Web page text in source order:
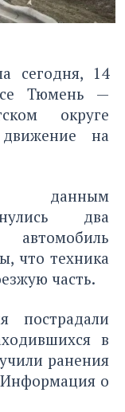
сегодня, 14
Тюмень —
округе
движение на
данным
два
что техника
часть.
пострадали
в
ранения
Информация о